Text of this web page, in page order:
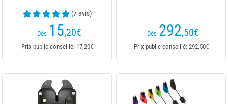
(7 avis)
Dès 15,20€
Prix public conseillé: 17,20€
Dès 292,50€
Prix public conseillé: 292,50€